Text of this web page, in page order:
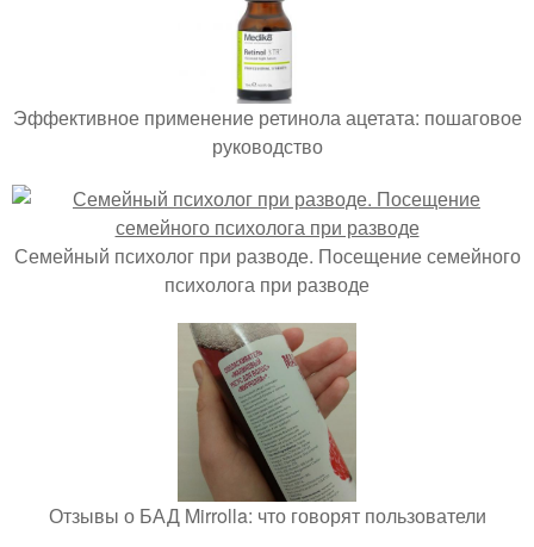
Эффективное применение ретинола ацетата: пошаговое
руководство
Семейный психолог при разводе. Посещение семейного
психолога при разводе
Отзывы о БАД Mirrolla: что говорят пользователи